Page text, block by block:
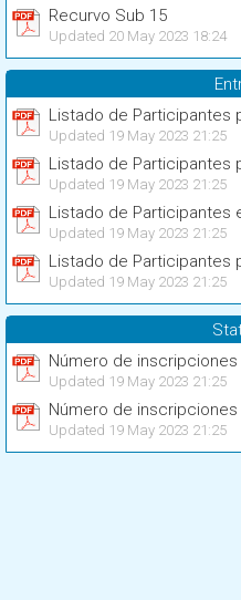
Recurvo Sub 15
Updated 20 May 2023 18:24
Listado de Participantes
Updated 19 May 2023 21:25
Listado de Participantes
Updated 19 May 2023 21:25
Listado de Participantes
Updated 19 May 2023 21:25
Listado de Participantes
Updated 19 May 2023 21:25
Número de
Updated 19 May 2023 21:25
Número de inscripciones
Updated 19 May 2023 21:25